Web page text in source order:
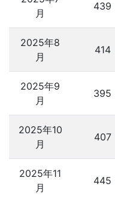
月
439
2025年8
月
414
2025年9
月
395
2025年10
月
407
2025年11
月
445